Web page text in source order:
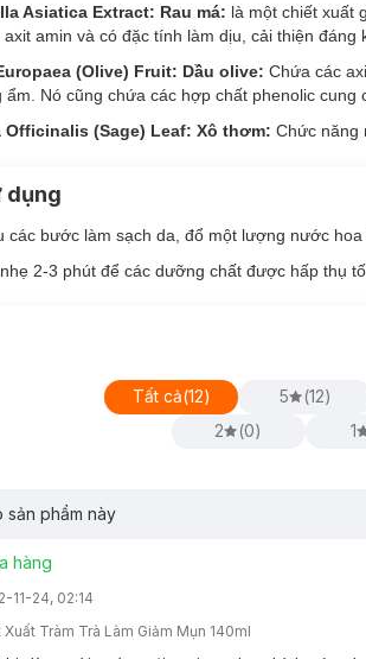
Asiatica Extract: Rau má: là một chiết xuất
axit amin và có đặc tính làm dịu, cải thiện đáng
(Olive) Fruit: Dầu olive: Chứa các
ẩm. Nó cũng chứa các hợp chất phenolic cung
Officinalis (Sage) Leaf: Xô thơm: Chức năng
dụng
các bước làm sạch da, đổ một lượng nước
2-3 phút để các dưỡng chất được hấp thụ
Tất cả(12) 5 (12)
2
(0) 1
sản phẩm này
hàng
11-24, 02:14
Tràm Trà Làm Giảm Mụn 140ml